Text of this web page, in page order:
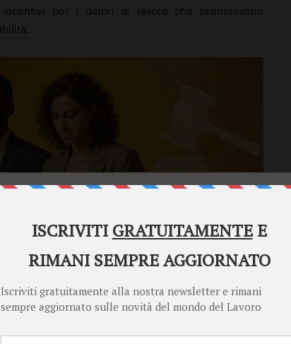
per i datori di lavoro che promuovono
Diritto Lavoro asks for your consent to use your
personal data for the following purposes:
Personalised advertising and content, advertising and content
Store and/or access information on a device
Learn more